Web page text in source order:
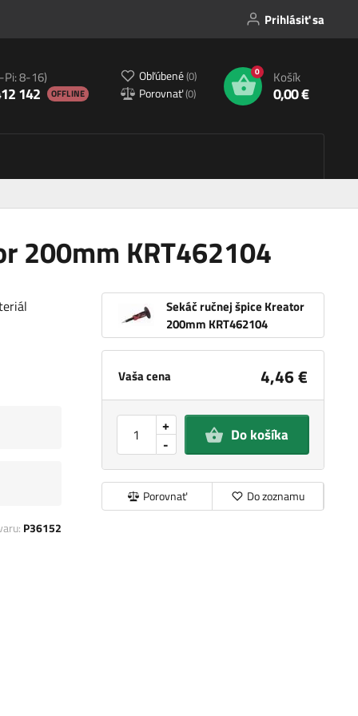
Prihlásiť sa
Pi: 8-16)
142 OFFLINE
Obľúbené(0)
Porovnať(0)
0 Košík
0,00 €
200mm KRT462104
Sekáč ručnej špice Kreator
200mm KRT462104
Vaša cena 4,46 €
-
+ Do košíka
Porovnať Do zoznamu
P36152